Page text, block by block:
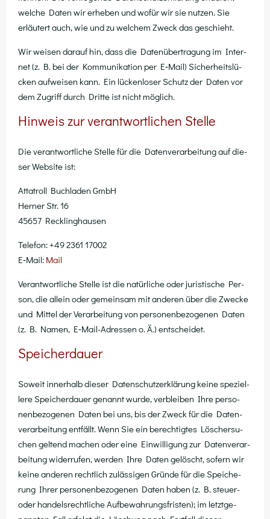
wel­che Daten wir erhe­ben und wofür wir sie nut­zen. Sie
erläu­tert auch, wie und zu wel­chem Zweck das geschieht.
Wir wei­sen dar­auf hin, dass die Daten­über­tra­gung im Inter­
net (z. B. bei der Kom­mu­ni­ka­ti­on per E‑Mail) Sicher­heits­lü­
cken auf­wei­sen kann. Ein lücken­lo­ser Schutz der Daten vor
dem Zugriff durch Drit­te ist nicht möglich.
Hinweis zur verantwortlichen Stelle
Die ver­ant­wort­li­che Stel­le für die Daten­ver­ar­bei­tung auf die­
ser Web­site ist:
Atta­troll Buch­la­den GmbH
Her­ner Str. 16
45657 Recklinghausen
Tele­fon: +49 2361 17002
E‑Mail: Mail
Ver­ant­wort­li­che Stel­le ist die natür­li­che oder juris­ti­sche Per­
son, die allein oder gemein­sam mit ande­ren über die Zwe­cke
und Mit­tel der Ver­ar­bei­tung von per­so­nen­be­zo­ge­nen Daten
(z. B. Namen, E‑Mail-Adres­sen o. Ä.) entscheidet.
Speicherdauer
Soweit inner­halb die­ser Daten­schutz­er­klä­rung kei­ne spe­zi­el­
le­re Spei­cher­dau­er genannt wur­de, ver­blei­ben Ihre per­so­
nen­be­zo­ge­nen Daten bei uns, bis der Zweck für die Daten­
ver­ar­bei­tung ent­fällt. Wenn Sie ein berech­tig­tes Löscher­su­
chen gel­tend machen oder eine Ein­wil­li­gung zur Daten­ver­ar­
bei­tung wider­ru­fen, wer­den Ihre Daten gelöscht, sofern wir
kei­ne ande­ren recht­lich zuläs­si­gen Grün­de für die Spei­che­
rung Ihrer per­so­nen­be­zo­ge­nen Daten haben (z. B. steu­er-
oder han­dels­recht­li­che Auf­be­wah­rungs­fris­ten); im letzt­ge­